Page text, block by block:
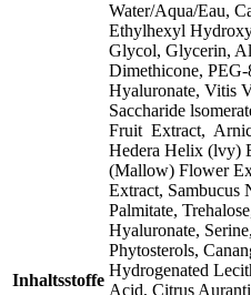
Inhaltsstoffe
Water/Aqua/Eau,
Ethylhexyl
Glycol, Glycerin,
Dimethicone,
Hyaluronate, Vitis
Saccharide
Fruit Extract,
Hedera Helix (lvy)
(Mallow) Flower
Extract, Sambucus
Palmitate,
Hyaluronate,
Phytosterols,
Hydrogenated
Acid, Citrus